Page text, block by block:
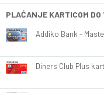
PLAĆANJE KARTICOM DO
Addiko Bank -
Diners Club Plus